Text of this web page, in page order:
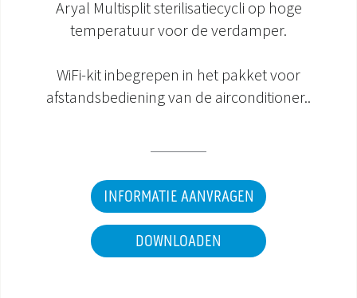
Aryal Multisplit sterilisatiecycli op hoge
temperatuur voor de verdamper.
WiFi-kit inbegrepen in het pakket voor
afstandsbediening van de airconditioner..
INFORMATIE AANVRAGEN
DOWNLOADEN